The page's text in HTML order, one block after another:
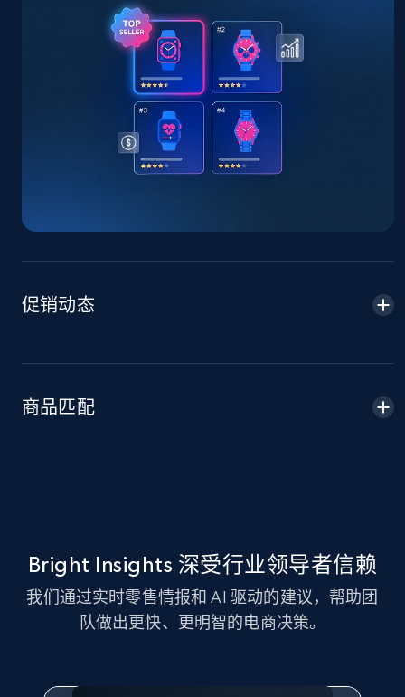
TikTok Shop - Collect TikTok shop products
by keywords search
URL, Title, Available, Description, Currency, Initial
price, Final price, Discount percent, and more.
668+
price, Final price, Discount percent, and more.
5.4K+
Amazon sellers info
URL, Product id, Title, Seller name, Seller rating,
Seller reviews, Breadcrumbs, Root category, and
促销动态
商品匹配
Bright Insights 深受行业领导者信赖
我们通过实时零售情报和 AI 驱动的建议，帮助团
队做出更快、更明智的电商决策。